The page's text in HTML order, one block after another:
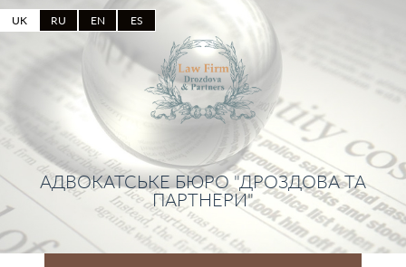
UK RU EN ES
АДВОКАТСЬКЕ БЮРО "ДРОЗДОВА ТА
ПАРТНЕРИ"